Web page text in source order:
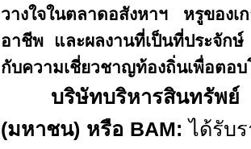
วางใจในตลาดอสังหาฯ หรูของ
อาชีพ และผลงานที่เป็นที่ประจัก
กับความเชี่ยวชาญท้องถิ่นเพื่อตอ
บริษัทบริหารสินทรัพ
(มหาชน) หรือ BAM:ได้รับ